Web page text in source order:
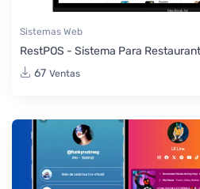
Sistemas Web
RestPOS - Sistema Para
67 Ventas